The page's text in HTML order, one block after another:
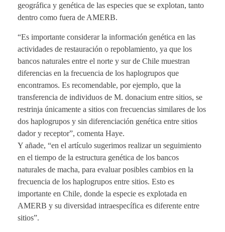
geográfica y genética de las especies que se explotan, tanto
dentro como fuera de AMERB.
“Es importante considerar la información genética en las
actividades de restauración o repoblamiento, ya que los
bancos naturales entre el norte y sur de Chile muestran
diferencias en la frecuencia de los haplogrupos que
encontramos. Es recomendable, por ejemplo, que la
transferencia de individuos de M. donacium entre sitios, se
restrinja únicamente a sitios con frecuencias similares de los
dos haplogrupos y sin diferenciación genética entre sitios
dador y receptor”, comenta Haye.
Y añade, “en el artículo sugerimos realizar un seguimiento
en el tiempo de la estructura genética de los bancos
naturales de macha, para evaluar posibles cambios en la
frecuencia de los haplogrupos entre sitios. Esto es
importante en Chile, donde la especie es explotada en
AMERB y su diversidad intraespecífica es diferente entre
sitios”.